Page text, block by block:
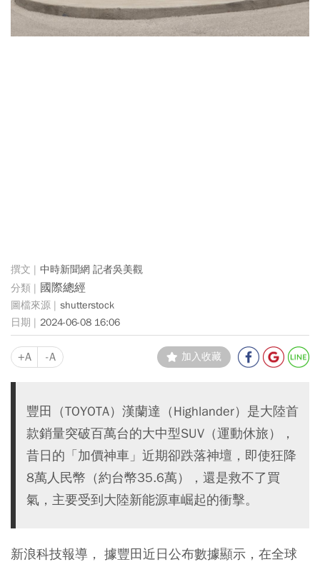
中時新聞網 記者吳美觀
國際總經
shutterstock
2024-06-08 16:06
+A -A 加入收藏
豐田（TOYOTA）漢蘭達（Highlander）是大陸首
款銷量突破百萬台的大中型SUV（運動休旅），
昔日的「加價神車」近期卻跌落神壇，即使狂降
8萬人民幣（約台幣35.6萬），還是救不了買
氣，主要受到大陸新能源車崛起的衝擊。
新浪科技報導， 據豐田近日公布數據顯示，在全球